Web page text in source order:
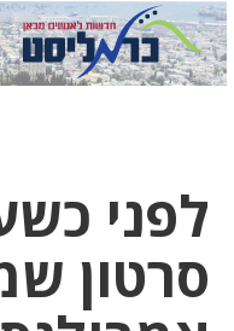
לפני
סרטון